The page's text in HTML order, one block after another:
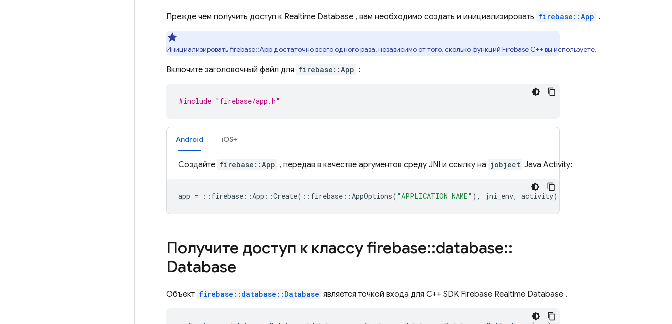
Прежде чем получить доступ к Realtime Database , вам необходимо создать и инициализировать firebase::App .
Инициализировать firebase::App достаточно всего одного раза, независимо от того, сколько функций Firebase C++ вы используете.
Включите заголовочный файл для firebase::App :
#include "firebase/app.h"
Android iOS+
Создайте firebase::App , передав в качестве аргументов среду JNI и ссылку на jobject Java Activity:
app = :: firebase ::App ::Create( :: firebase ::AppOptions( "APPLICATION NAME" ), jni_env, activity);
Получите доступ к классу firebase::database::
Database
Объект firebase::database::Database является точкой входа для C++ SDK Firebase Realtime Database .